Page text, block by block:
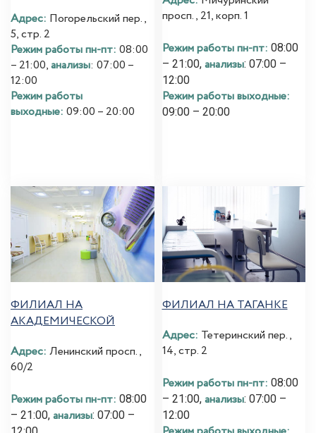
Адрес: Погорельский пер.,
5, стр. 2
Режим работы пн-пт: 08:00
– 21:00,анализы: 07:00 –
12:00
Режим работы
выходные: 09:00 – 20:00
просп., 21, корп. 1
Режим работы пн-пт: 08:00
– 21:00, анализы: 07:00 –
12:00
Режим работы выходные:
09:00 – 20:00
ФИЛИАЛ НА
АКАДЕМИЧЕСКОЙ
Адрес: Ленинский просп.,
60/2
Режим работы пн-пт: 08:00
– 21:00, анализы: 07:00 –
ФИЛИАЛ НА ТАГАНКЕ
Адрес: Тетеринский пер.,
14, стр. 2
Режим работы пн-пт: 08:00
– 21:00, анализы: 07:00 –
12:00